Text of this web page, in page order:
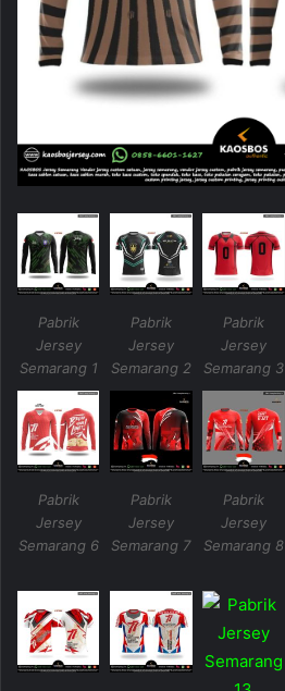
Pabrik
Jersey
Semarang 1
Pabrik
Jersey
Semarang 2
Pabrik
Jersey
Semarang 3
Pabrik
Jersey
Semarang 6
Pabrik
Jersey
Semarang 7
Pabrik
Jersey
Semarang 8